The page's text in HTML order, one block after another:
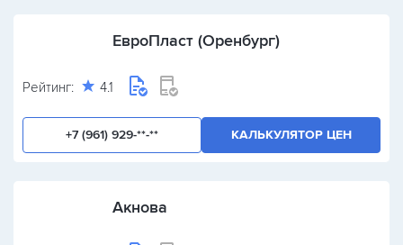
ЕвроПласт (Оренбург)
Рейтинг: 4.1
+7 (961) 929-**-** КАЛЬКУЛЯТОР ЦЕН
Акнова